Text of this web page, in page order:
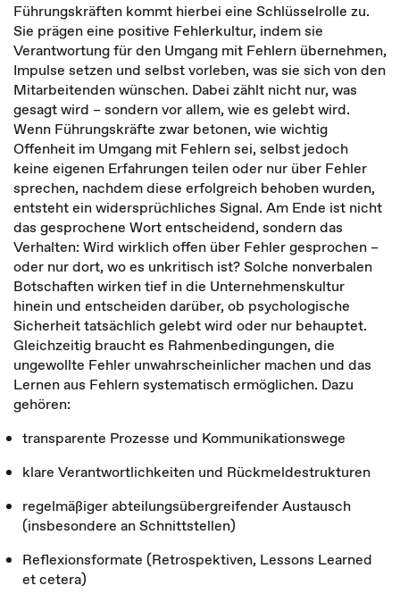
Führungskräften kommt hierbei eine Schlüsselrolle zu.
Sie prägen eine positive Fehlerkultur, indem sie
Verantwortung für den Umgang mit Fehlern übernehmen,
Impulse setzen und selbst vorleben, was sie sich von den
Mitarbeitenden wünschen. Dabei zählt nicht nur, was
gesagt wird – sondern vor allem, wie es gelebt wird.
Wenn Führungskräfte zwar betonen, wie wichtig
Offenheit im Umgang mit Fehlern sei, selbst jedoch
keine eigenen Erfahrungen teilen oder nur über Fehler
sprechen, nachdem diese erfolgreich behoben wurden,
entsteht ein widersprüchliches Signal. Am Ende ist nicht
das gesprochene Wort entscheidend, sondern das
Verhalten: Wird wirklich offen über Fehler gesprochen –
oder nur dort, wo es unkritisch ist? Solche nonverbalen
Botschaften wirken tief in die Unternehmenskultur
hinein und entscheiden darüber, ob psychologische
Sicherheit tatsächlich gelebt wird oder nur behauptet.
Gleichzeitig braucht es Rahmenbedingungen, die
ungewollte Fehler unwahrscheinlicher machen und das
Lernen aus Fehlern systematisch ermöglichen. Dazu
gehören:
transparente Prozesse und Kommuni­ka­tions­wege
klare Verantwortlichkeiten und Rück­melde­strukturen
regelmäßiger abteilungsübergreifender Aus­tausch
(insbesondere an Schnittstellen)
Reflexionsformate (Retrospektiven, Lessons Learned
et cetera)